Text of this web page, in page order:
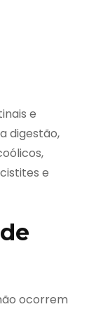
e
digestão,
e
ocorrem